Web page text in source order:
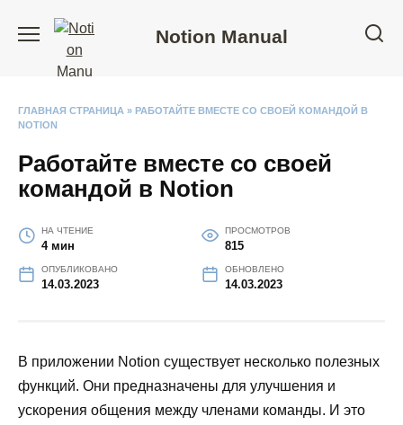
содержанию
Notion Manual
ГЛАВНАЯ СТРАНИЦА » РАБОТАЙТЕ ВМЕСТЕ СО СВОЕЙ КОМАНДОЙ В
NOTION
Работайте вместе со своей
командой в Notion
НА ЧТЕНИЕ
4 мин
ПРОСМОТРОВ
815
ОПУБЛИКОВАНО
14.03.2023
ОБНОВЛЕНО
14.03.2023
В приложении Notion существует несколько полезных
функций. Они предназначены для улучшения и
ускорения общения между членами команды. И это